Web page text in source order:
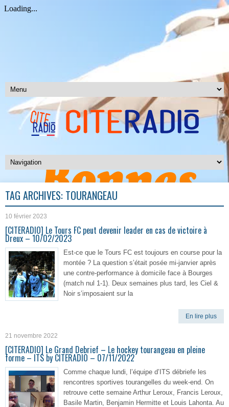
TAG ARCHIVES: TOURANGEAU
10 février 2023
[CITERADIO] Le Tours FC peut devenir leader en cas de victoire à
Dreux – 10/02/2023
Est-ce que le Tours FC est toujours en course pour la
montée ? La question s’était posée mi-janvier après
une contre-performance à domicile face à Bourges
(match nul 1-1). Deux semaines plus tard, les Ciel &
Noir s’imposaient sur la
En lire plus
21 novembre 2022
[CITERADIO] Le Grand Debrief – Le hockey tourangeau en pleine
forme – ITS by CITERADIO – 07/11/2022
Comme chaque lundi, l’équipe d’ITS débriefe les
rencontres sportives tourangelles du week-end. On
retrouve cette semaine Arthur Leroux, Francis Leroux,
Basile Martin, Benjamin Hermitte et Louis Lahonta. Au